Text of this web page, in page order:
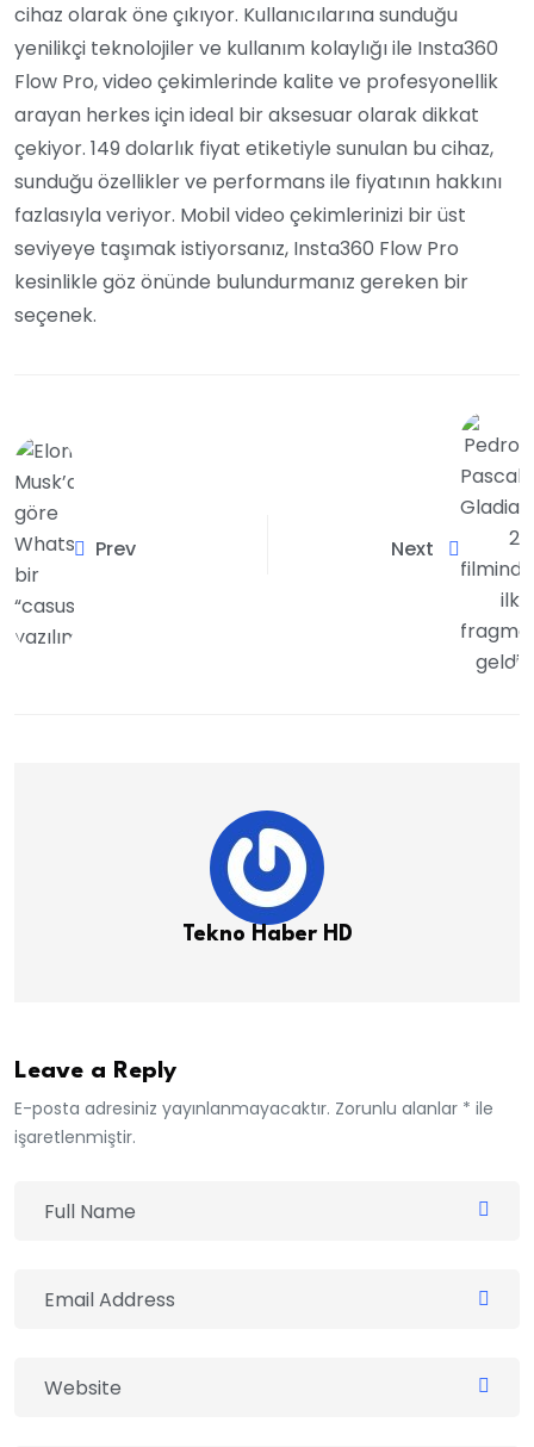
cihaz olarak öne çıkıyor. Kullanıcılarına sunduğu
yenilikçi teknolojiler ve kullanım kolaylığı ile Insta360
Flow Pro, video çekimlerinde kalite ve profesyonellik
arayan herkes için ideal bir aksesuar olarak dikkat
çekiyor. 149 dolarlık fiyat etiketiyle sunulan bu cihaz,
sunduğu özellikler ve performans ile fiyatının hakkını
fazlasıyla veriyor. Mobil video çekimlerinizi bir üst
seviyeye taşımak istiyorsanız, Insta360 Flow Pro
kesinlikle göz önünde bulundurmanız gereken bir
seçenek.
Prev Next
Tekno Haber HD
Leave a Reply
E-posta adresiniz yayınlanmayacaktır. Zorunlu alanlar * ile
işaretlenmiştir.